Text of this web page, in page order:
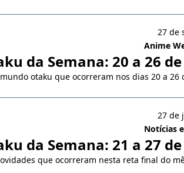
27 de
Anime
da Semana: 20 a 26
otaku que ocorreram nos dias 20 a 26
27 de
Notícias
da Semana: 21 a 27
que ocorreram nesta reta final do